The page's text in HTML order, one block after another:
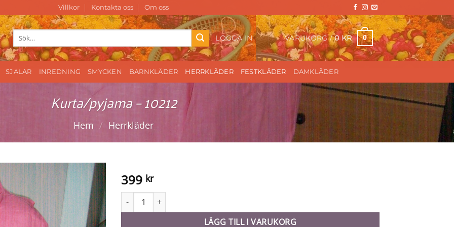
Villkor Kontakta oss Om oss
Sök
LOGGA IN VARUKORG /0 KR 0
SJALAR INREDNING SMYCKEN BARNKLÄDER HERRKLÄDER FESTKLÄDER DAMKLÄDER
Kurta/pyjama – 10212
Hem / Herrkläder
399 kr
Kurta/pyjama - 10212 mängd
LÄGG TILL I VARUKORG